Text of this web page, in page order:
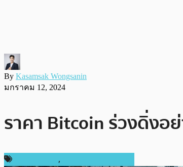
By Kasamsak Wongsanin
มกราคม 12, 2024
ราคา Bitcoin ร่วงดิ่งอ
,